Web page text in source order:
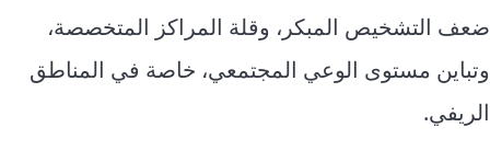
ضعف التشخيص المبكر، وقلة المراكز المتخصصة،
وتباين مستوى الوعي المجتمعي، خاصة في المناطق
الريفي.